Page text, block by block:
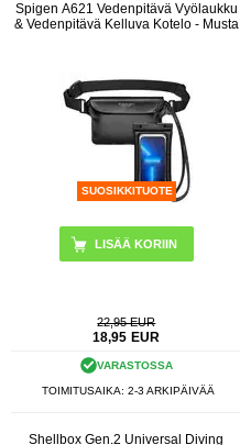
Spigen A621 Vedenpitävä Vyölaukku
& Vedenpitävä Kelluva Kotelo - Musta
SUOSIKKITUOTE
22,95 EUR
18,95 EUR
VARASTOSSA
TOIMITUSAIKA: 2-3 ARKIPÄIVÄÄ
Shellbox Gen.2 Universal Diving